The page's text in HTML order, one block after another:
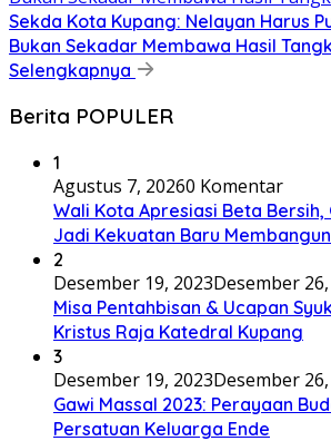
Sekda Kota Kupang: Nelayan Harus
Bukan Sekadar Membawa Hasil
Selengkapnya
Berita POPULER
1
Agustus 7, 20260 Komentar
Wali Kota Apresiasi Beta
Jadi Kekuatan Baru
2
Desember 19, 2023Desember
Misa Pentahbisan & Ucapan
Kristus Raja Katedral Kupang
3
Desember 19, 2023Desember
Gawi Massal 2023: Perayaan
Persatuan Keluarga Ende